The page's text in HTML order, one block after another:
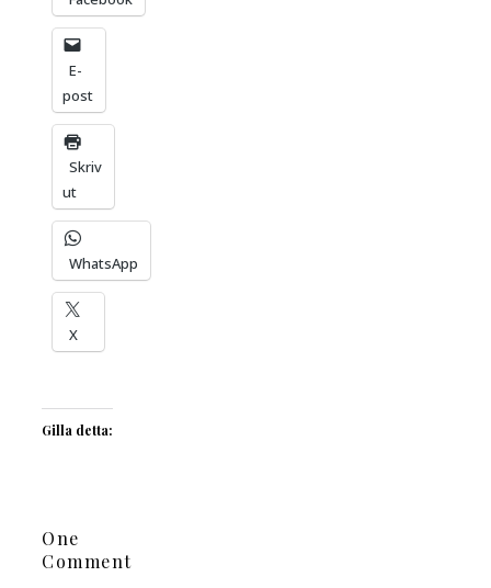
E-
post
Skriv
ut
WhatsApp
X
Gilla detta:
One
Comment